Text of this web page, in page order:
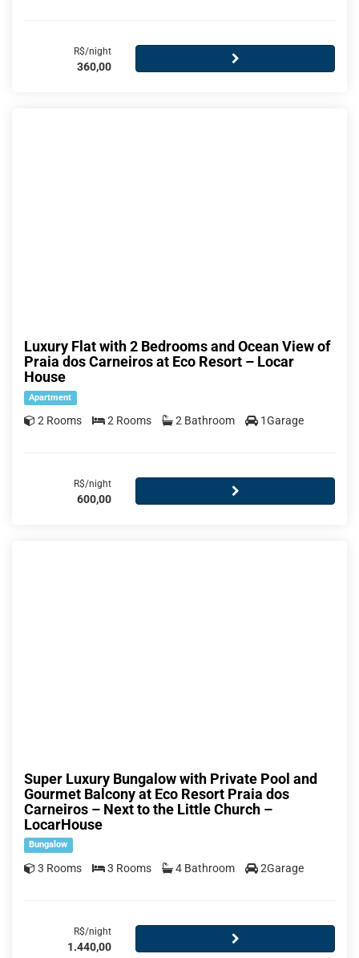
R$/night
360,00
Luxury Flat with 2 Bedrooms and Ocean View of
Praia dos Carneiros at Eco Resort – Locar
House
Apartment
2 Rooms 2 Rooms 2 Bathroom 1Garage
R$/night
600,00
Super Luxury Bungalow with Private Pool and
Gourmet Balcony at Eco Resort Praia dos
Carneiros – Next to the Little Church –
LocarHouse
Bungalow
3 Rooms 3 Rooms 4 Bathroom 2Garage
R$/night
1.440,00